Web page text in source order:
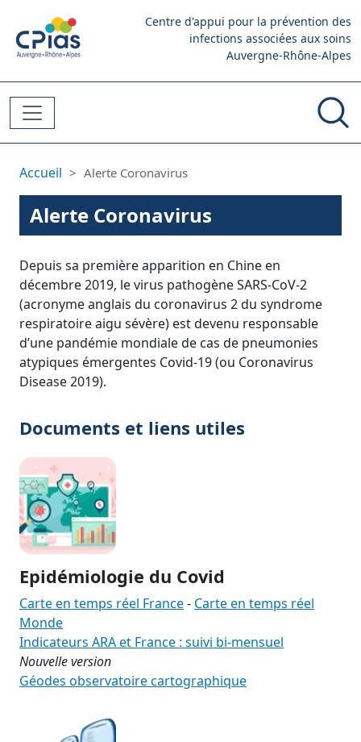
Centre d'appui pour la prévention des
infections associées aux soins
Auvergne-Rhône-Alpes
Fil d'Ariane
Accueil Alerte Coronavirus
Alerte Coronavirus
Depuis sa première apparition en Chine en
décembre 2019, le virus pathogène SARS-CoV-2
(acronyme anglais du coronavirus 2 du syndrome
respiratoire aigu sévère) est devenu responsable
d’une pandémie mondiale de cas de pneumonies
atypiques émergentes Covid-19 (ou Coronavirus
Disease 2019).
Documents et liens utiles
Epidémiologie du Covid
Carte en temps réel France- Carte en temps réel
Monde
Indicateurs ARA et France : suivi bi-mensuel
Nouvelle version
Géodes observatoire cartographique